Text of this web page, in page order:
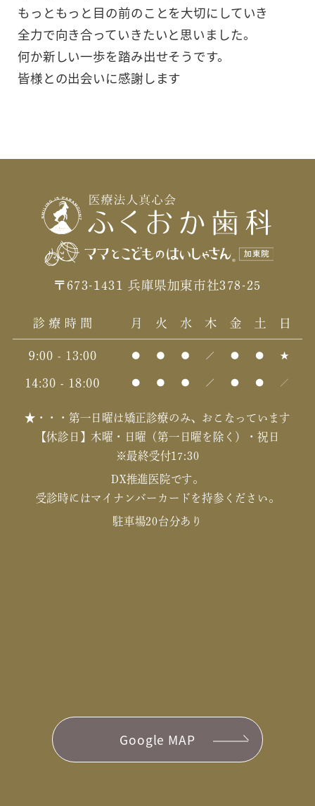
もっともっと目の前のことを大切にしていき
全力で向き合っていきたいと思いました。
何か新しい一歩を踏み出せそうです。
皆様との出会いに感謝します
〒673-1431 兵庫県加東市社378-25
★・・・第一日曜は矯正診療のみ、おこなっています
【休診日】木曜・日曜（第一日曜を除く）・祝日
※最終受付17:30
DX推進医院です。
受診時にはマイナンバーカードを持参ください。
駐車場20台分あり
Google MAP